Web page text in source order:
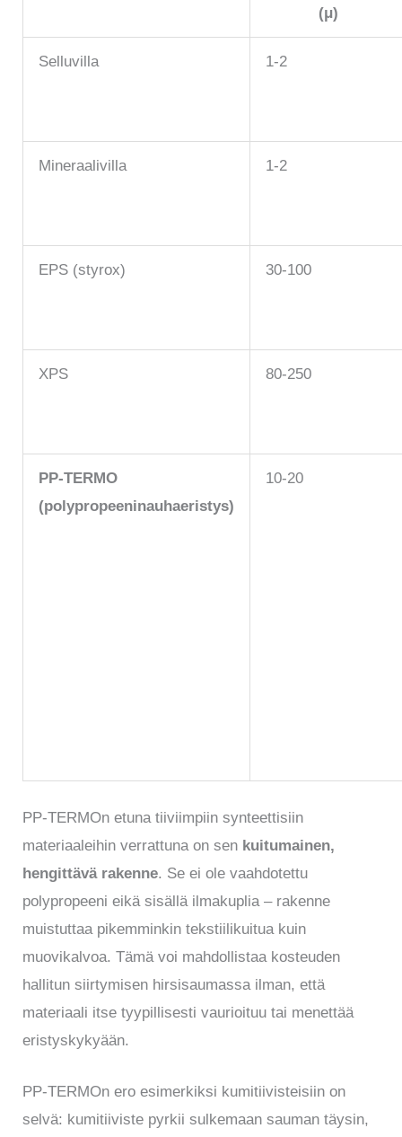
(μ)
Selluvilla 1-2
Mineraalivilla 1-2
EPS (styrox) 30-100
XPS 80-250
PP-TERMO
(polypropeeninauhaeristys)
10-20
PP-TERMOn etuna tiiviimpiin synteettisiin
materiaaleihin verrattuna on sen kuitumainen,
hengittävä rakenne. Se ei ole vaahdotettu
polypropeeni eikä sisällä ilmakuplia – rakenne
muistuttaa pikemminkin tekstiilikuitua kuin
muovikalvoa. Tämä voi mahdollistaa kosteuden
hallitun siirtymisen hirsisaumassa ilman, että
materiaali itse tyypillisesti vaurioituu tai menettää
eristyskykyään.
PP-TERMOn ero esimerkiksi kumitiivisteisiin on
selvä: kumitiiviste pyrkii sulkemaan sauman täysin,